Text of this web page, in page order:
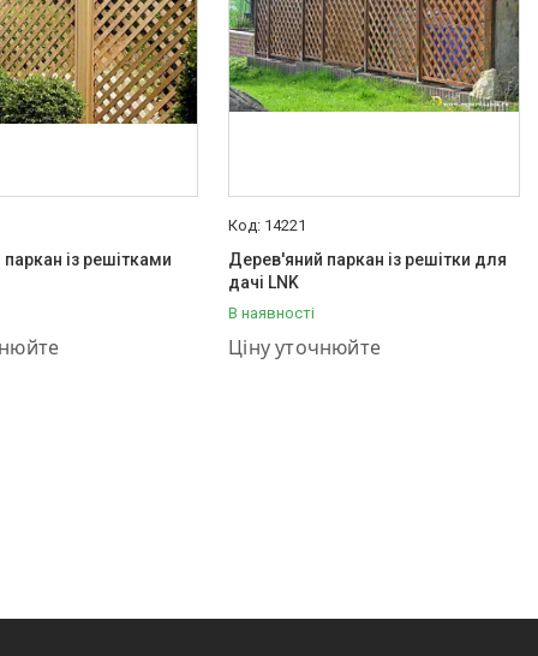
із решітками
03-55
14221
Дерев'яний паркан із решітки для
дачі LNK
В наявності
Ціну уточнюйте
+380 (95) 001-03-55